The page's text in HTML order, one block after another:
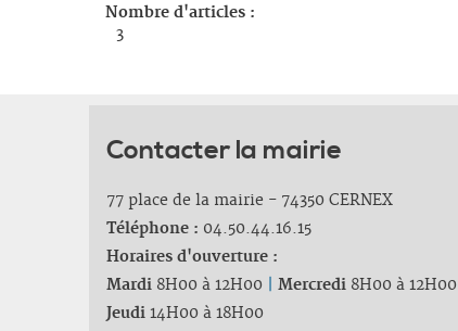
Nombre d'articles :
3
Contacter la mairie
77 place de la mairie - 74350 CERNEX
Téléphone : 04.50.44.16.15
Horaires d'ouverture :
Mardi 8H00 à 12H00 Mercredi 8H00 à 12H00
Jeudi 14H00 à 18H00